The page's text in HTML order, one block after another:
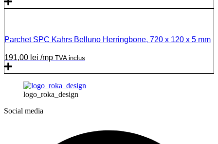
Parchet SPC Kahrs Belluno Herringbone, 720 x 120 x 5 mm
191,00 lei /mp TVA inclus
logo_roka_design
Social media